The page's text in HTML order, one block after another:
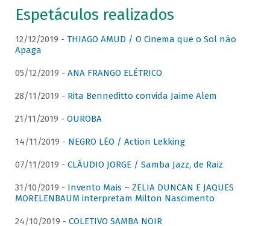
Espetáculos realizados
12/12/2019 - THIAGO AMUD / O Cinema que o Sol não
Apaga
05/12/2019 - ANA FRANGO ELÉTRICO
28/11/2019 - Rita Benneditto convida Jaime Alem
21/11/2019 - OUROBA
14/11/2019 - NEGRO LÉO / Action Lekking
07/11/2019 - CLÁUDIO JORGE / Samba Jazz, de Raiz
31/10/2019 - Invento Mais – ZELIA DUNCAN E JAQUES
MORELENBAUM interpretam Milton Nascimento
24/10/2019 - COLETIVO SAMBA NOIR